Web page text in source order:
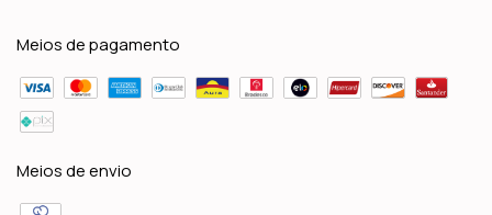
Meios de pagamento
Meios de envio